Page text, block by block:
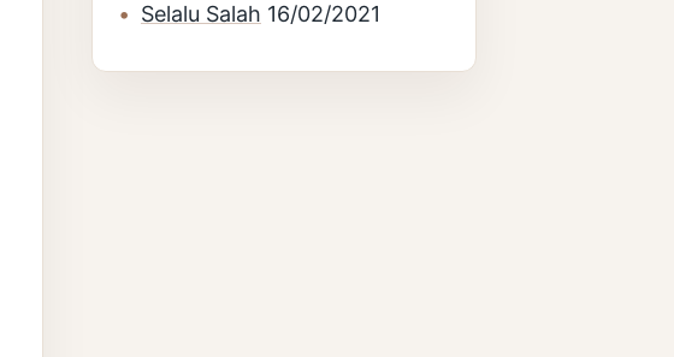
Selalu Salah 16/02/2021